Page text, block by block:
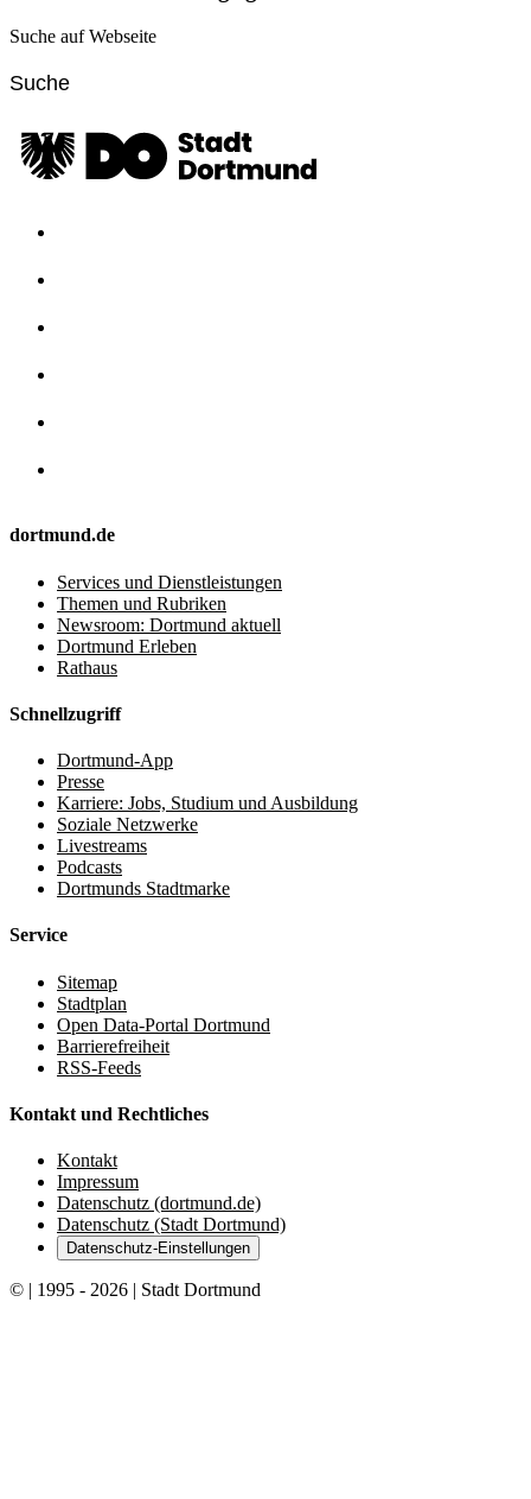
Suche auf Webseite
dortmund.de
Services und Dienstleistungen
Themen und Rubriken
Newsroom: Dortmund aktuell
Dortmund Erleben
Rathaus
Schnellzugriff
Dortmund-App
Presse
Karriere: Jobs, Studium und Ausbildung
Soziale Netzwerke
Livestreams
Podcasts
Dortmunds Stadtmarke
Service
Sitemap
Stadtplan
Open Data-Portal Dortmund
Barrierefreiheit
RSS-Feeds
Kontakt und Rechtliches
Kontakt
Impressum
Datenschutz (dortmund.de)
Datenschutz (Stadt Dortmund)
Datenschutz-Einstellungen
© | 1995 - 2026 | Stadt Dortmund